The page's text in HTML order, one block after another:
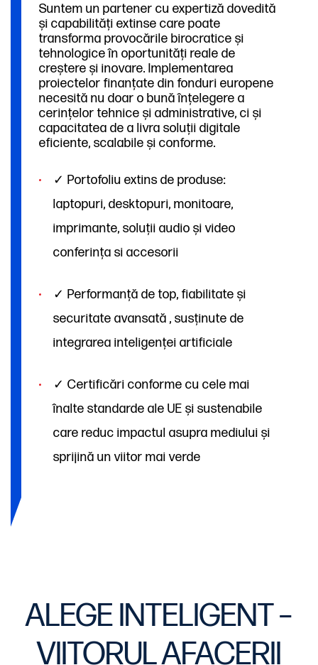
Suntem un partener cu expertiză dovedită
și capabilități extinse care poate
transforma provocările birocratice și
tehnologice în oportunități reale de
creștere și inovare. Implementarea
proiectelor finanțate din fonduri europene
necesită nu doar o bună înțelegere a
cerințelor tehnice și administrative, ci și
capacitatea de a livra soluții digitale
eficiente, scalabile și conforme.
✓ Portofoliu extins de produse:
laptopuri, desktopuri, monitoare,
imprimante, soluții audio și video
conferința si accesorii
✓ Performanță de top, fiabilitate și
securitate avansată , susținute de
integrarea inteligenței artificiale
✓ Certificări conforme cu cele mai
înalte standarde ale UE și sustenabile
care reduc impactul asupra mediului și
sprijină un viitor mai verde
ALEGE INTELIGENT –
VIITORUL AFACERII